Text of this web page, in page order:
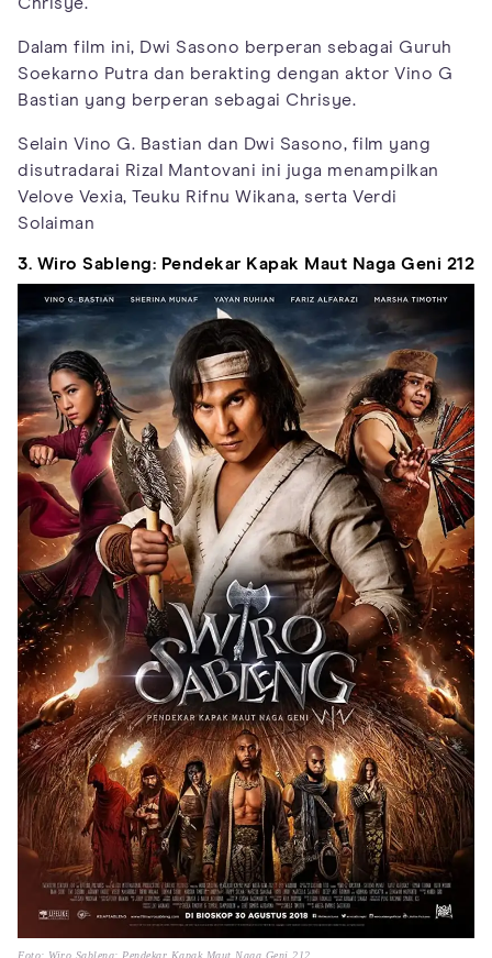
Dalam film ini, Dwi Sasono berperan sebagai Guruh
Soekarno Putra dan berakting dengan aktor Vino G
Bastian yang berperan sebagai Chrisye.
Selain Vino G. Bastian dan Dwi Sasono, film yang
disutradarai Rizal Mantovani ini juga menampilkan
Velove Vexia, Teuku Rifnu Wikana, serta Verdi
Solaiman
3. Wiro Sableng: Pendekar Kapak Maut Naga Geni 212
Foto: Wiro Sableng: Pendekar Kapak Maut Naga Geni 212